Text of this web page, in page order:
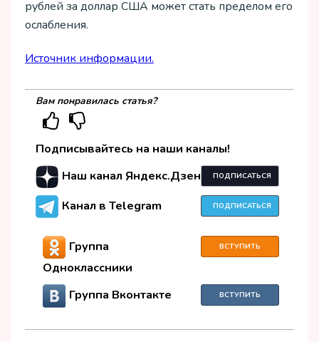
рублей за доллар США может стать пределом его
ослабления.
Источник информации.
Вам понравилась статья?
Подписывайтесь на наши каналы!
Наш канал Яндекс.Дзен
ПОДПИСАТЬСЯ
Канал в Telegram ПОДПИСАТЬСЯ
Группа
Одноклассники
ВСТУПИТЬ
Группа Вконтакте ВСТУПИТЬ